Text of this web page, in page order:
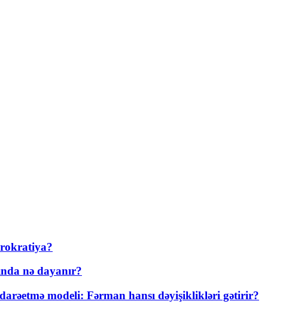
nə dayanır?
modeli: Fərman hansı dəyişiklikləri gətirir?